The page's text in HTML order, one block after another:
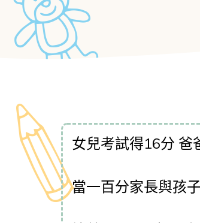
女兒考試得16分 爸
當一百分家長與孩